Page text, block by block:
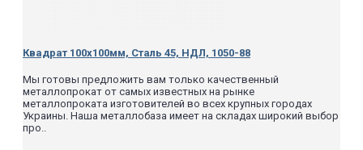
Квадрат 100х100мм, Сталь 45, НДЛ, 1050-88
Мы готовы предложить вам только качественный
металлопрокат от самых известных на рынке
металлопроката изготовителей во всех крупных городах
Украины. Наша металлобаза имеет на складах широкий выбор
про..